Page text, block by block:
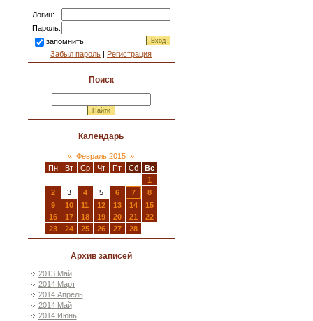
Логин:
Пароль:
запомнить
Забыл пароль | Регистрация
Поиск
Календарь
« Февраль 2015 »
Пн
Вт Ср Чт Пт Сб
Вс
1
2
3 4 5 6 7
8
9
10 11 12 13 14
15
16
17 18 19 20 21
22
23
24 25 26 27 28
Архив записей
2013 Май
2014 Март
2014 Апрель
2014 Май
2014 Июнь